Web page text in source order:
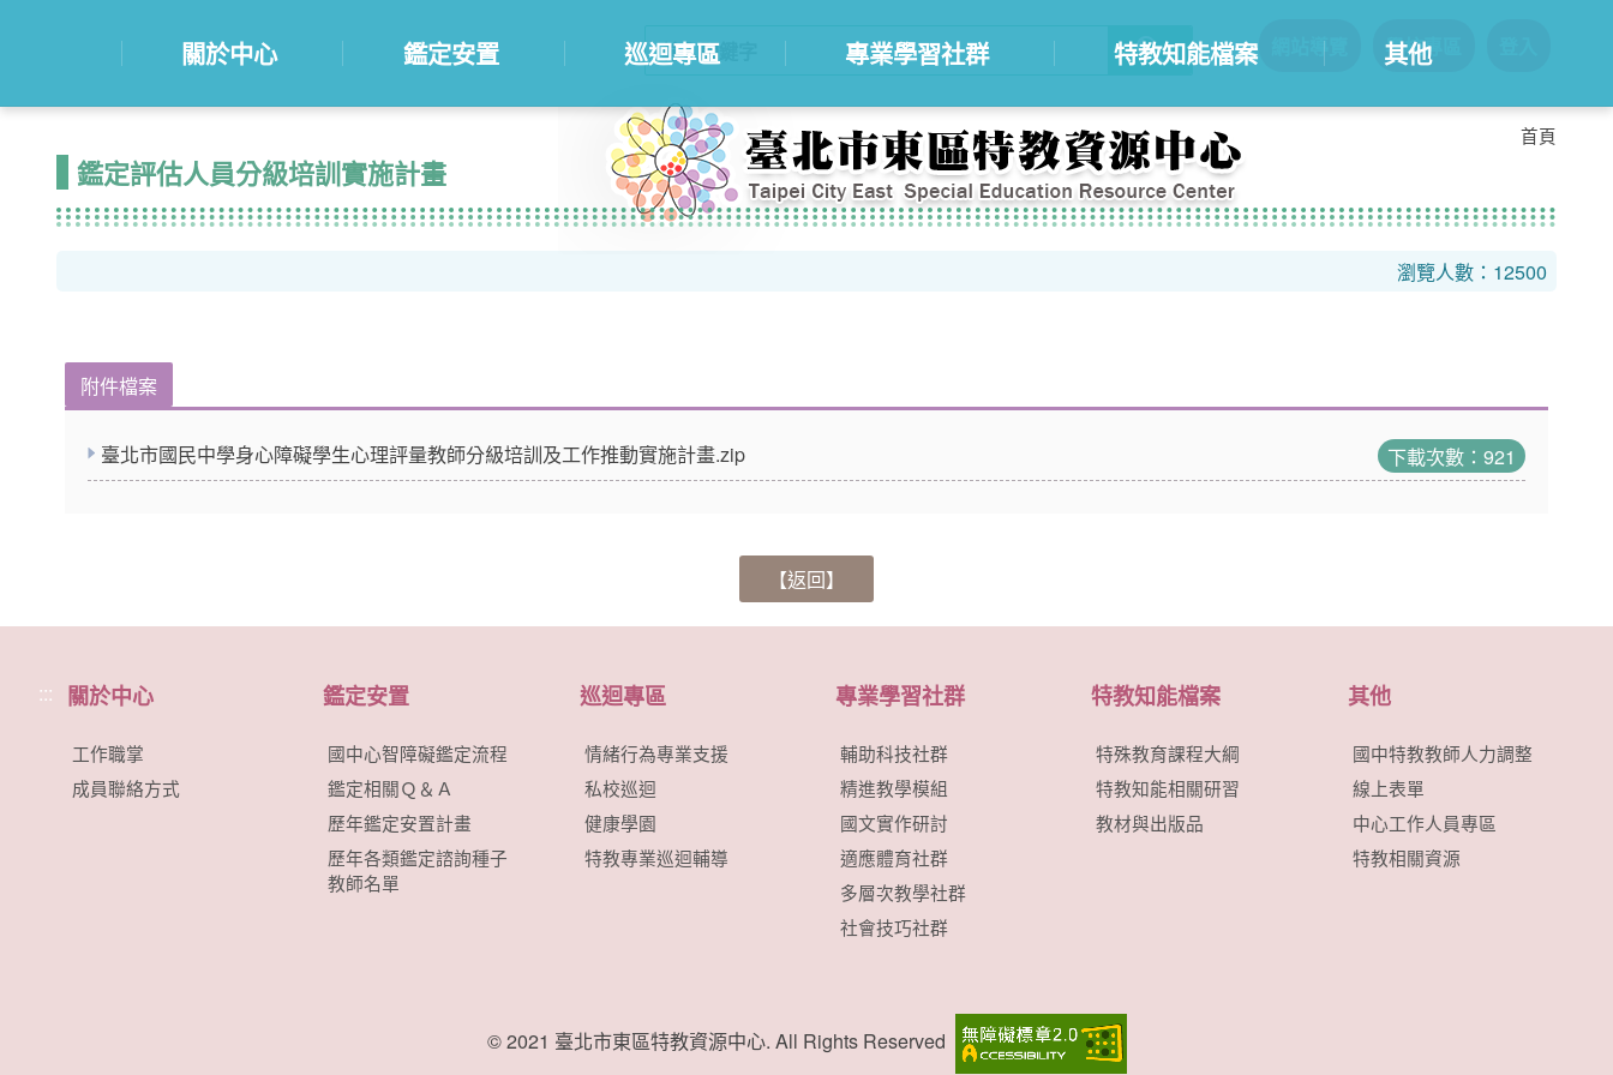
網站導覽 學校專區
關於中心 鑑定安置 巡迴專區 專業學習社群 特教知能檔案 其他
鑑定評估人員分級培訓實施計畫
首頁
瀏覽人數：12500
附件檔案
臺北市國民中學身心障礙學生心理評量教師分級培訓及工作推動實施計畫.zip 下載次數：921
【返回】
::: 關於中心
工作職掌
成員聯絡方式
鑑定安置
國中心智障礙鑑定流程
鑑定相關Ｑ＆Ａ
歷年鑑定安置計畫
歷年各類鑑定諮詢種子
教師名單
巡迴專區
情緒行為專業支援
私校巡迴
健康學園
特教專業巡迴輔導
專業學習社群
輔助科技社群
精進教學模組
國文實作研討
適應體育社群
多層次教學社群
社會技巧社群
特教知能檔案
特殊教育課程大綱
特教知能相關研習
教材與出版品
其他
國中特教教師人力調整
線上表單
中心工作人員專區
特教相關資源
© 2021 臺北市東區特教資源中心. All Rights Reserved